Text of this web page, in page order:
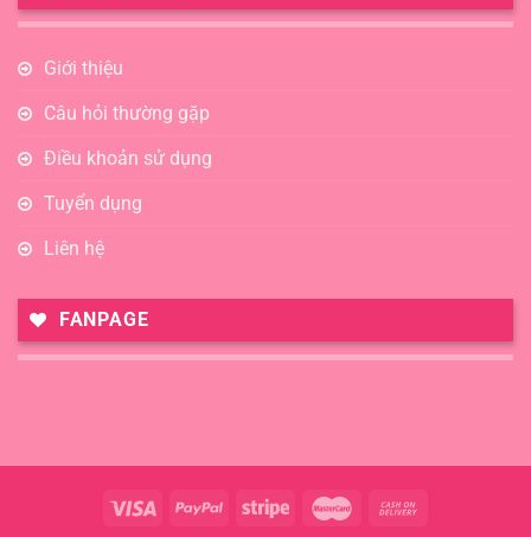
Giới thiệu
Câu hỏi thường gặp
Điều khoản sử dụng
Tuyển dụng
Liên hệ
FANPAGE